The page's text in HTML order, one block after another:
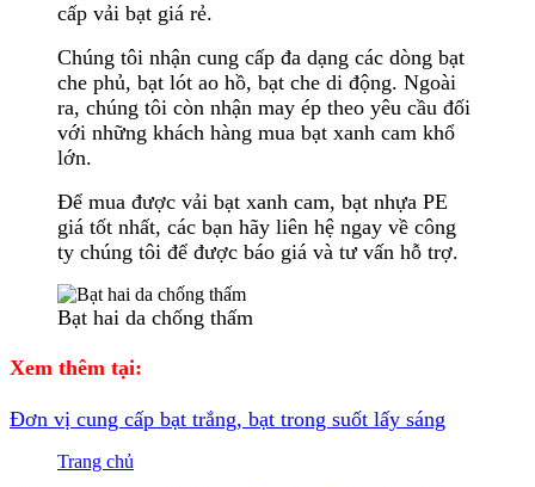
cấp vải bạt giá rẻ.
Chúng tôi nhận cung cấp đa dạng các dòng bạt
che phủ, bạt lót ao hồ, bạt che di động. Ngoài
ra, chúng tôi còn nhận may ép theo yêu cầu đối
với những khách hàng mua bạt xanh cam khổ
lớn.
Để mua được vải bạt xanh cam, bạt nhựa PE
giá tốt nhất, các bạn hãy liên hệ ngay về công
ty chúng tôi để được báo giá và tư vấn hỗ trợ.
Bạt hai da chống thấm
Xem thêm tại:
Đơn vị cung cấp bạt trắng, bạt trong suốt lấy sáng
Trang chủ